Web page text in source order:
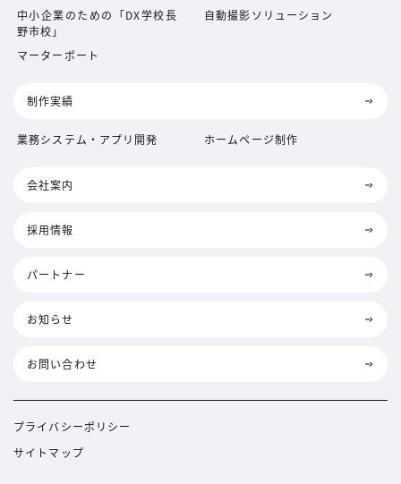
中小企業のための「DX学校長
野市校」
自動撮影ソリューション
マーターポート
制作実績
業務システム・アプリ開発 ホームページ制作
会社案内
採用情報
パートナー
お知らせ
お問い合わせ
プライバシーポリシー
サイトマップ